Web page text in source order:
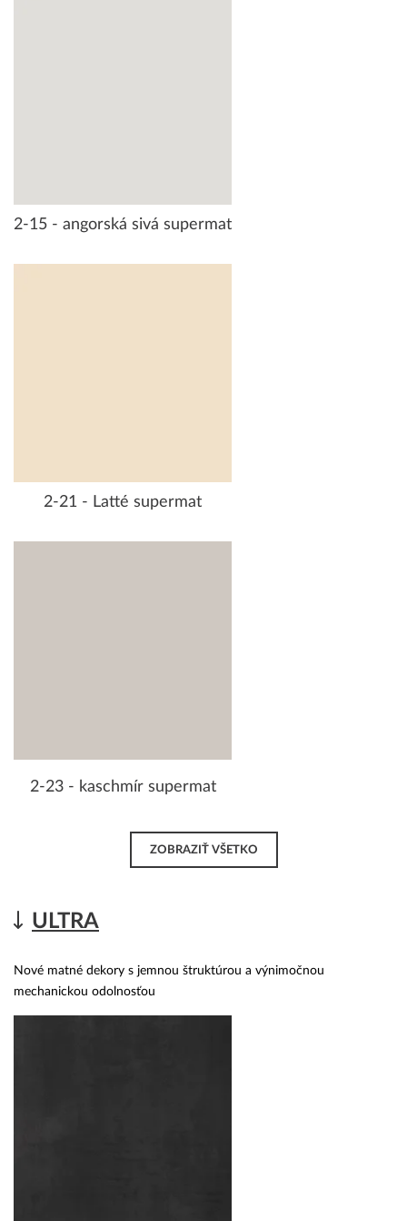
2-15 - angorská sivá supermat
2-21 - Latté supermat
2-23 - kaschmír supermat
ZOBRAZIŤ VŠETKO
ULTRA
Nové matné dekory s jemnou štruktúrou a výnimočnou
mechanickou odolnosťou